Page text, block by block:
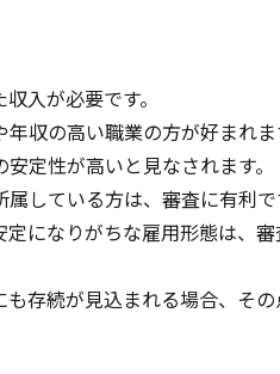
入が必要です。
収の高い職業の方が好まれま
定性が高いと見なされます。
している方は、審査に有利で
になりがちな雇用形態は、
存続が見込まれる場合、その